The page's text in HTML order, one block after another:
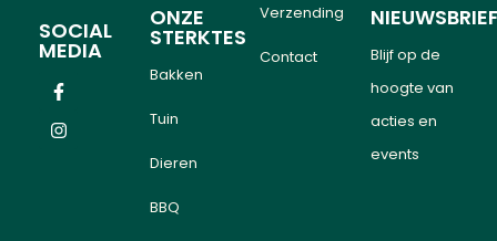
SOCIAL
MEDIA
ONZE
STERKTES
Bakken
Tuin
Dieren
BBQ
Verzending
Contact
Blijf op de
hoogte van
acties en
events